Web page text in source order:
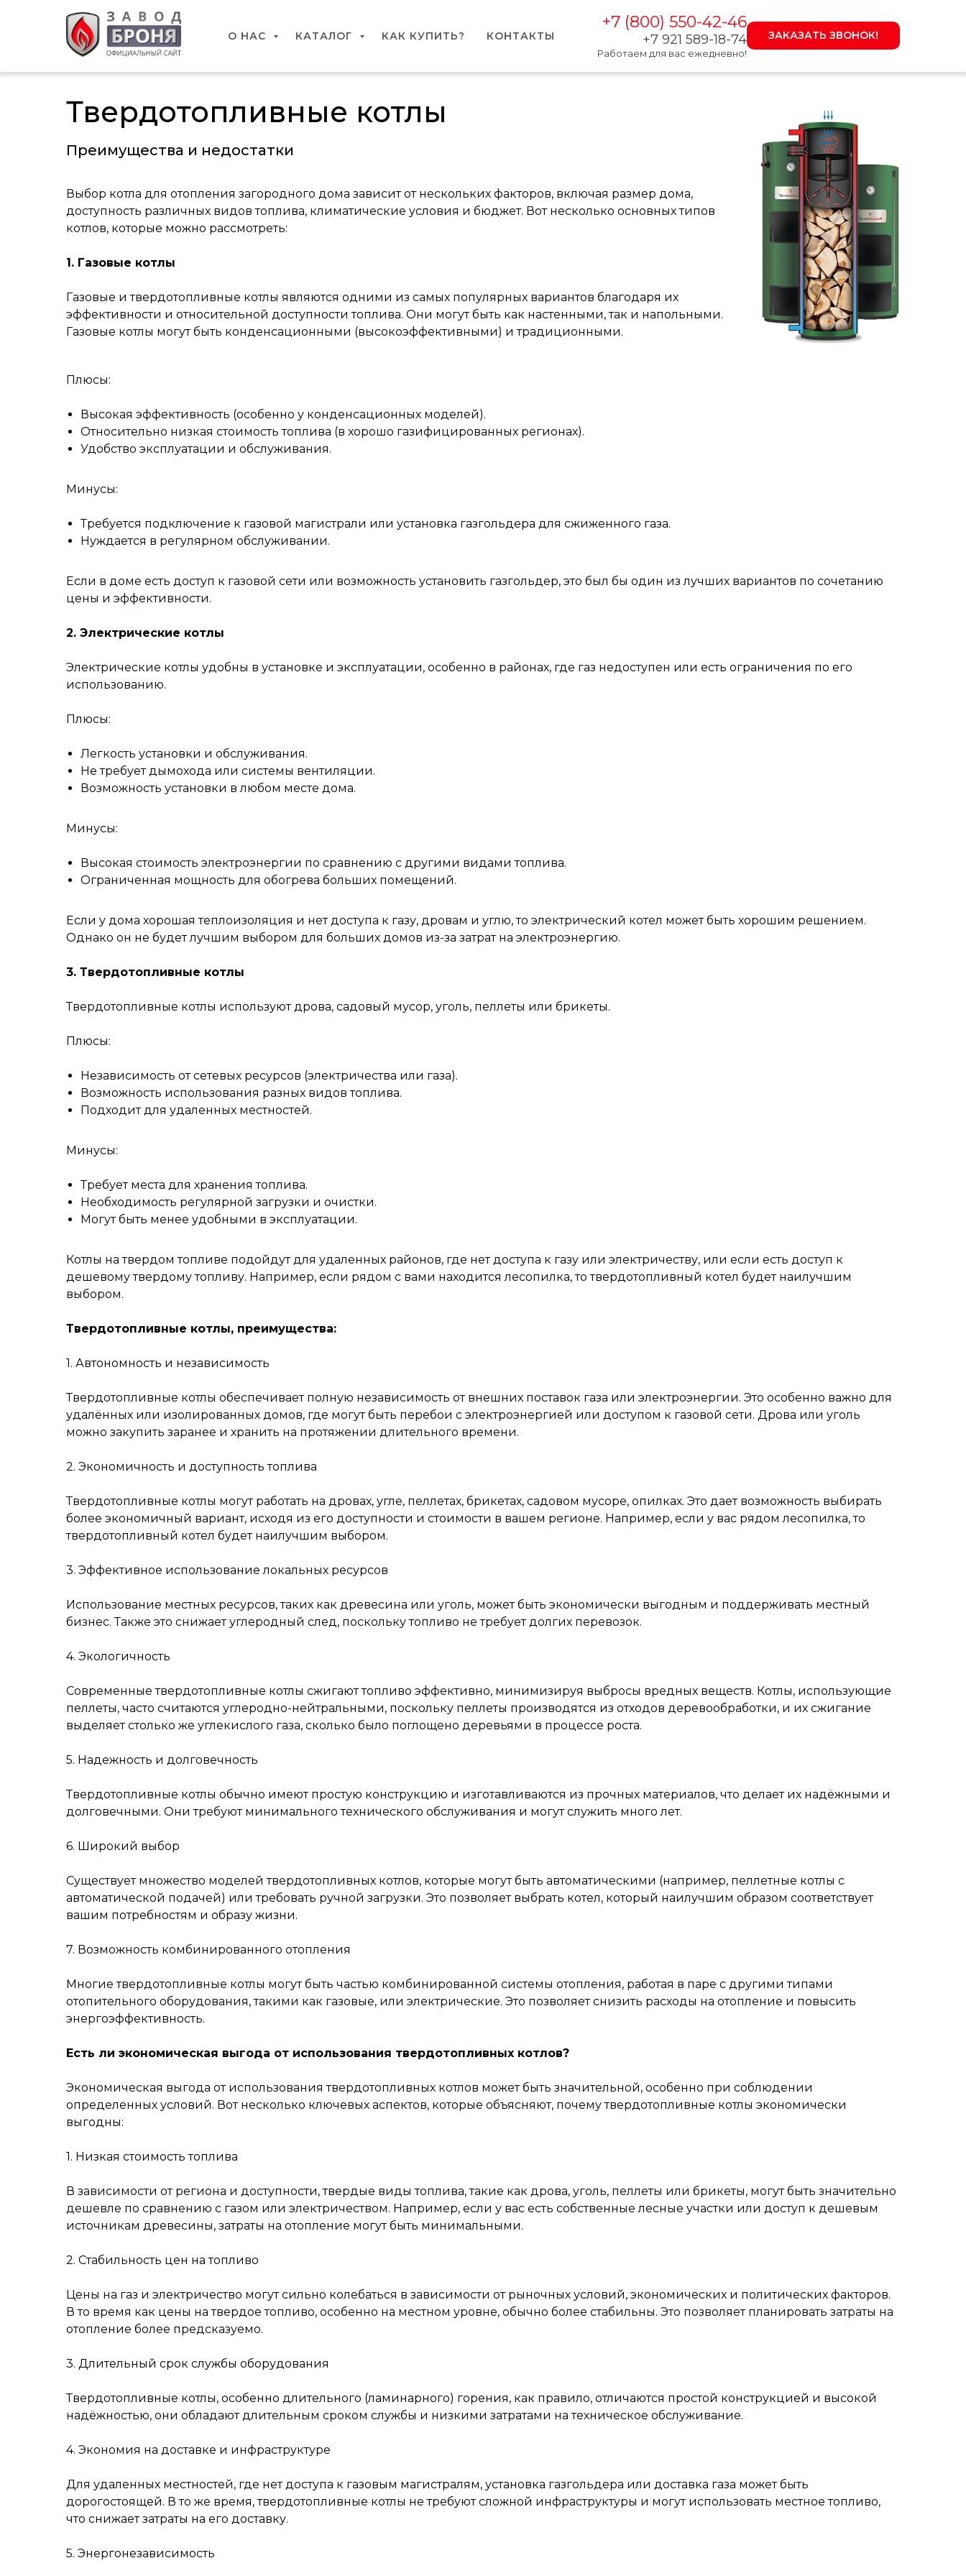
О НАС КАТАЛОГ КАК КУПИТЬ? КОНТАКТЫ
+7 (800) 550-42-46
+7 921 589-18-74
Работаем для вас ежедневно!
ЗАКАЗАТЬ ЗВОНОК!
Твердотопливные котлы
Преимущества и недостатки
Выбор котла для отопления загородного дома зависит от нескольких факторов, включая размер дома,
доступность различных видов топлива, климатические условия и бюджет. Вот несколько основных типов
котлов, которые можно рассмотреть:
1. Газовые котлы
Газовые и твердотопливные котлы являются одними из самых популярных вариантов благодаря их
эффективности и относительной доступности топлива. Они могут быть как настенными, так и напольными.
Газовые котлы могут быть конденсационными (высокоэффективными) и традиционными.
Плюсы:
Высокая эффективность (особенно у конденсационных моделей).
Относительно низкая стоимость топлива (в хорошо газифицированных регионах).
Удобство эксплуатации и обслуживания.
Минусы:
Требуется подключение к газовой магистрали или установка газгольдера для сжиженного газа.
Нуждается в регулярном обслуживании.
Если в доме есть доступ к газовой сети или возможность установить газгольдер, это был бы один из лучших вариантов по сочетанию
цены и эффективности.
2. Электрические котлы
Электрические котлы удобны в установке и эксплуатации, особенно в районах, где газ недоступен или есть ограничения по его
использованию.
Плюсы:
Легкость установки и обслуживания.
Не требует дымохода или системы вентиляции.
Возможность установки в любом месте дома.
Минусы:
Высокая стоимость электроэнергии по сравнению с другими видами топлива.
Ограниченная мощность для обогрева больших помещений.
Если у дома хорошая теплоизоляция и нет доступа к газу, дровам и углю, то электрический котел может быть хорошим решением.
Однако он не будет лучшим выбором для больших домов из-за затрат на электроэнергию.
3. Твердотопливные котлы
Твердотопливные котлы используют дрова, садовый мусор, уголь, пеллеты или брикеты.
Плюсы:
Независимость от сетевых ресурсов (электричества или газа).
Возможность использования разных видов топлива.
Подходит для удаленных местностей.
Минусы:
Требует места для хранения топлива.
Необходимость регулярной загрузки и очистки.
Могут быть менее удобными в эксплуатации.
Котлы на твердом топливе подойдут для удаленных районов, где нет доступа к газу или электричеству, или если есть доступ к
дешевому твердому топливу. Например, если рядом с вами находится лесопилка, то твердотопливный котел будет наилучшим
выбором.
Твердотопливные котлы, преимущества:
1. Автономность и независимость
Твердотопливные котлы обеспечивает полную независимость от внешних поставок газа или электроэнергии. Это особенно важно для
удалённых или изолированных домов, где могут быть перебои с электроэнергией или доступом к газовой сети. Дрова или уголь
можно закупить заранее и хранить на протяжении длительного времени.
2. Экономичность и доступность топлива
Твердотопливные котлы могут работать на дровах, угле, пеллетах, брикетах, садовом мусоре, опилках. Это дает возможность выбирать
более экономичный вариант, исходя из его доступности и стоимости в вашем регионе. Например, если у вас рядом лесопилка, то
твердотопливный котел будет наилучшим выбором.
3. Эффективное использование локальных ресурсов
Использование местных ресурсов, таких как древесина или уголь, может быть экономически выгодным и поддерживать местный
бизнес. Также это снижает углеродный след, поскольку топливо не требует долгих перевозок.
4. Экологичность
Современные твердотопливные котлы сжигают топливо эффективно, минимизируя выбросы вредных веществ. Котлы, использующие
пеллеты, часто считаются углеродно-нейтральными, поскольку пеллеты производятся из отходов деревообработки, и их сжигание
выделяет столько же углекислого газа, сколько было поглощено деревьями в процессе роста.
5. Надежность и долговечность
Твердотопливные котлы обычно имеют простую конструкцию и изготавливаются из прочных материалов, что делает их надёжными и
долговечными. Они требуют минимального технического обслуживания и могут служить много лет.
6. Широкий выбор
Существует множество моделей твердотопливных котлов, которые могут быть автоматическими (например, пеллетные котлы с
автоматической подачей) или требовать ручной загрузки. Это позволяет выбрать котел, который наилучшим образом соответствует
вашим потребностям и образу жизни.
7. Возможность комбинированного отопления
Многие твердотопливные котлы могут быть частью комбинированной системы отопления, работая в паре с другими типами
отопительного оборудования, такими как газовые, или электрические. Это позволяет снизить расходы на отопление и повысить
энергоэффективность.
Есть ли экономическая выгода от использования твердотопливных котлов?
Экономическая выгода от использования твердотопливных котлов может быть значительной, особенно при соблюдении
определенных условий. Вот несколько ключевых аспектов, которые объясняют, почему твердотопливные котлы экономически
выгодны:
1. Низкая стоимость топлива
В зависимости от региона и доступности, твердые виды топлива, такие как дрова, уголь, пеллеты или брикеты, могут быть значительно
дешевле по сравнению с газом или электричеством. Например, если у вас есть собственные лесные участки или доступ к дешевым
источникам древесины, затраты на отопление могут быть минимальными.
2. Стабильность цен на топливо
Цены на газ и электричество могут сильно колебаться в зависимости от рыночных условий, экономических и политических факторов.
В то время как цены на твердое топливо, особенно на местном уровне, обычно более стабильны. Это позволяет планировать затраты на
отопление более предсказуемо.
3. Длительный срок службы оборудования
Твердотопливные котлы, особенно длительного (ламинарного) горения, как правило, отличаются простой конструкцией и высокой
надёжностью, они обладают длительным сроком службы и низкими затратами на техническое обслуживание.
4. Экономия на доставке и инфраструктуре
Для удаленных местностей, где нет доступа к газовым магистралям, установка газгольдера или доставка газа может быть
дорогостоящей. В то же время, твердотопливные котлы не требуют сложной инфраструктуры и могут использовать местное топливо,
что снижает затраты на его доставку.
5. Энергонезависимость